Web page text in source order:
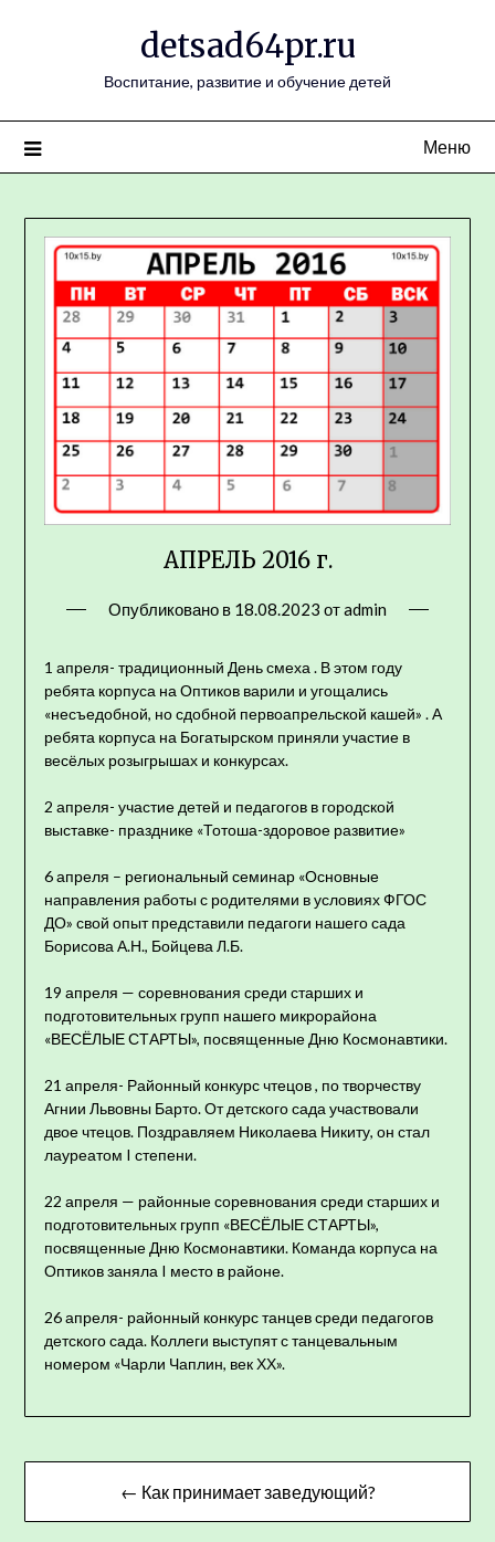
detsad64pr.ru
Воспитание, развитие и обучение детей
Меню
АПРЕЛЬ 2016 г.
Опубликовано в 18.08.2023 отadmin
1 апреля- традиционный День смеха . В этом году
ребята корпуса на Оптиков варили и угощались
«несъедобной, но сдобной первоапрельской кашей» . А
ребята корпуса на Богатырском приняли участие в
весёлых розыгрышах и конкурсах.
2 апреля- участие детей и педагогов в городской
выставке- празднике «Тотоша-здоровое развитие»
6 апреля – региональный семинар «Основные
направления работы с родителями в условиях ФГОС
ДО» свой опыт представили педагоги нашего сада
Борисова А.Н., Бойцева Л.Б.
19 апреля — соревнования среди старших и
подготовительных групп нашего микрорайона
«ВЕСЁЛЫЕ СТАРТЫ», посвященные Дню Космонавтики.
21 апреля- Районный конкурс чтецов , по творчеству
Агнии Львовны Барто. От детского сада участвовали
двое чтецов. Поздравляем Николаева Никиту, он стал
лауреатом I степени.
22 апреля — районные соревнования среди старших и
подготовительных групп «ВЕСЁЛЫЕ СТАРТЫ»,
посвященные Дню Космонавтики. Команда корпуса на
Оптиков заняла I место в районе.
26 апреля- районный конкурс танцев среди педагогов
детского сада. Коллеги выступят с танцевальным
номером «Чарли Чаплин, век ХХ».
Навигация
по
← Как принимает заведующий?